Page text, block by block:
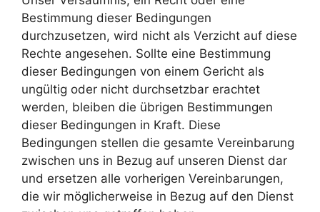
Bestimmung dieser Bedingungen
durchzusetzen, wird nicht als Verzicht auf diese
Rechte angesehen. Sollte eine Bestimmung
dieser Bedingungen von einem Gericht als
ungültig oder nicht durchsetzbar erachtet
werden, bleiben die übrigen Bestimmungen
dieser Bedingungen in Kraft. Diese
Bedingungen stellen die gesamte Vereinbarung
zwischen uns in Bezug auf unseren Dienst dar
und ersetzen alle vorherigen Vereinbarungen,
die wir möglicherweise in Bezug auf den Dienst